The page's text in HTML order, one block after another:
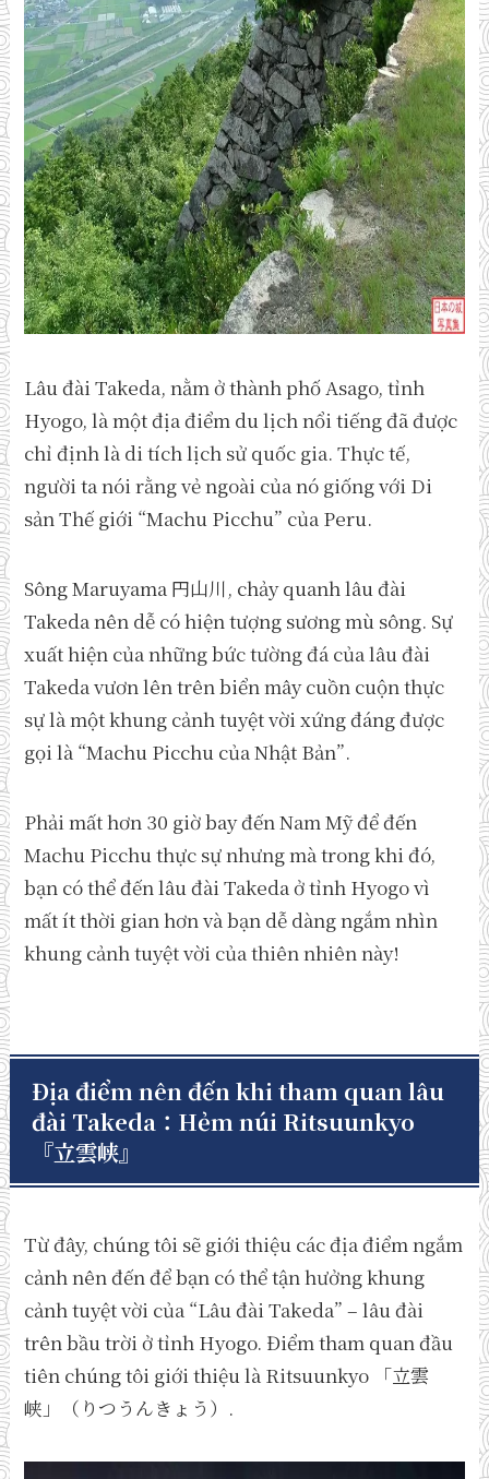
Lâu đài Takeda, nằm ở thành phố Asago, tỉnh
Hyogo, là một địa điểm du lịch nổi tiếng đã được
chỉ định là di tích lịch sử quốc gia. Thực tế,
người ta nói rằng vẻ ngoài của nó giống với Di
sản Thế giới “Machu Picchu” của Peru.
Sông Maruyama 円山川, chảy quanh lâu đài
Takeda nên dễ có hiện tượng sương mù sông. Sự
xuất hiện của những bức tường đá của lâu đài
Takeda vươn lên trên biển mây cuồn cuộn thực
sự là một khung cảnh tuyệt vời xứng đáng được
gọi là “Machu Picchu của Nhật Bản”.
Phải mất hơn 30 giờ bay đến Nam Mỹ để đến
Machu Picchu thực sự nhưng mà trong khi đó,
bạn có thể đến lâu đài Takeda ở tỉnh Hyogo vì
mất ít thời gian hơn và bạn dễ dàng ngắm nhìn
khung cảnh tuyệt vời của thiên nhiên này!
Địa điểm nên đến khi tham quan lâu
đài Takeda：Hẻm núi Ritsuunkyo
『立雲峡』
Từ đây, chúng tôi sẽ giới thiệu các địa điểm ngắm
cảnh nên đến để bạn có thể tận hưởng khung
cảnh tuyệt vời của “Lâu đài Takeda” – lâu đài
trên bầu trời ở tỉnh Hyogo. Điểm tham quan đầu
tiên chúng tôi giới thiệu là Ritsuunkyo 「立雲
峡」（りつうんきょう）.